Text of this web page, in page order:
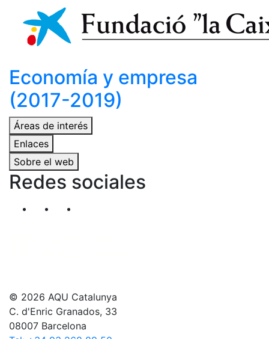
Economía y empresa
(2017-2019)
Áreas de interés
Enlaces
Sobre el web
Redes sociales
Segueix-nos al nostre canal de Twitter
© 2026 AQU Catalunya
C. d'Enric Granados, 33
08007 Barcelona